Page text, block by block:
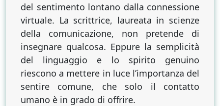
del sentimento lontano dalla connessione
virtuale. La scrittrice, laureata in scienze
della comunicazione, non pretende di
insegnare qualcosa. Eppure la semplicità
del linguaggio e lo spirito genuino
riescono a mettere in luce l’importanza del
sentire comune, che solo il contatto
umano è in grado di offrire.